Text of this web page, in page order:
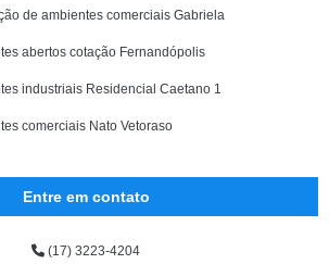
de ambientes comerciais Gabriela
abertos cotação Fernandópolis
industriais Residencial Caetano 1
comerciais Nato Vetoraso
Entre em contato
(17) 3223-4204